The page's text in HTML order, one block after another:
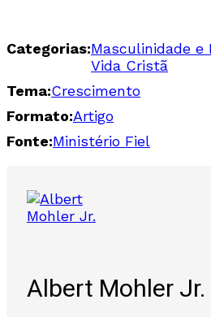
Categorias:Masculinidade e
Vida Cristã
Tema:Crescimento
Formato:Artigo
Fonte:Ministério Fiel
Albert Mohler Jr.